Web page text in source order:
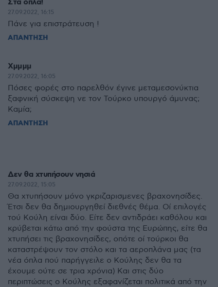
27.09.2022, 16:15
Πάνε για επιστράτευση !
ΑΠΑΝΤΗΣΗ
Χμμμμ
27.09.2022, 16:05
Πόσες φορές στο παρελθόν έγινε μεταμεσονύκτια
ξαφνική σύσκεψη νε τον Τούρκο υπουργό άμυνας;
Καμία;
ΑΠΑΝΤΗΣΗ
Δεν θα χτυπήσουν νησιά
27.09.2022, 15:05
Θα χτυπήσουν μόνο γκριζαρισμενες βραχονησίδες.
Έτσι δεν θα δημιουργηθεί διεθνές θέμα. Οί επιλογές
τού Κούλη είναι δύο. Είτε δεν αντιδράει καθόλου και
κρύβεται κάτω από την φούστα της Ευρώπης, είτε θα
χτυπήσει τις βραχονησίδες, οπότε οί τούρκοι θα
καταστρέψουν τον στόλο και τα αεροπλάνα μας (τα
νέα όπλα πού παρήγγειλε ο Κούλης δεν θα τα
έχουμε ούτε σε τρια χρόνια) Και στις δύο
περιπτώσεις ο Κούλης εξαφανίζεται πολιτικά από την